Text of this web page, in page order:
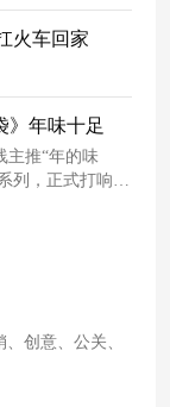
火车回家
》年味十足
主推“年的味
列，正式打响
入
创意、公关、